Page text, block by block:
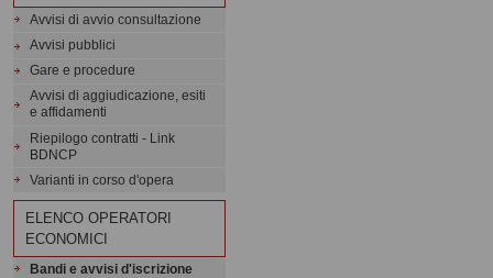
Avvisi di avvio consultazione
Avvisi pubblici
Gare e procedure
Avvisi di aggiudicazione, esiti
e affidamenti
Riepilogo contratti - Link
BDNCP
Varianti in corso d'opera
ELENCO OPERATORI
ECONOMICI
Bandi e avvisi d'iscrizione